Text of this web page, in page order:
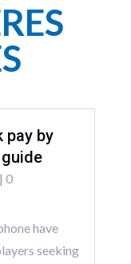
pay by
| 0
have
seeking